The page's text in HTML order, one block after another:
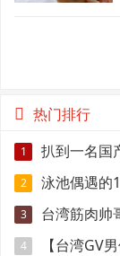
热门排行
1 扒到一名国
2 泳池偶遇的
3 台湾筋肉帅
4
【台湾GV